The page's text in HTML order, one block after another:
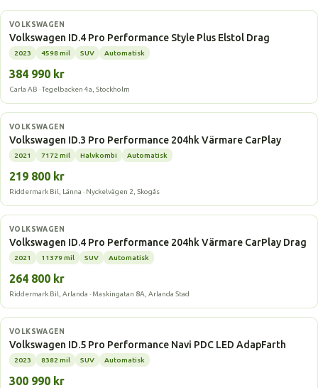
Elbil
VOLKSWAGEN
Volkswagen ID.4 Pro Performance Style Plus Elstol Drag
2023 4598 mil SUV Automatisk
384 990 kr
Carla AB · Tegelbacken 4a, Stockholm
Elbil
VOLKSWAGEN
Volkswagen ID.3 Pro Performance 204hk Värmare CarPlay
2021 7172 mil Halvkombi Automatisk
219 800 kr
Riddermark Bil, Länna · Nyckelvägen 2, Skogås
Elbil
VOLKSWAGEN
Volkswagen ID.4 Pro Performance 204hk Värmare CarPlay Drag
2021 11379 mil SUV Automatisk
264 800 kr
Riddermark Bil, Arlanda · Maskingatan 8A, Arlanda Stad
Elbil
VOLKSWAGEN
Volkswagen ID.5 Pro Performance Navi PDC LED AdapFarth
2023 8382 mil SUV Automatisk
300 990 kr